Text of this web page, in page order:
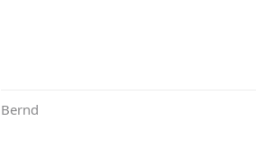
Bernd